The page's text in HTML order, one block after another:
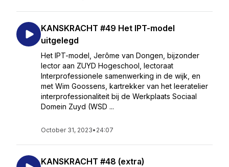
KANSKRACHT #49 Het IPT-model
uitgelegd
Het IPT-model, Jerôme van Dongen, bijzonder
lector aan ZUYD Hogeschool, lectoraat
Interprofessionele samenwerking in de wijk, en
met Wim Goossens, kartrekker van het leeratelier
interprofessionaliteit bij de Werkplaats Sociaal
Domein Zuyd (WSD ...
October 31, 2023• 24:07
KANSKRACHT #48 (extra)